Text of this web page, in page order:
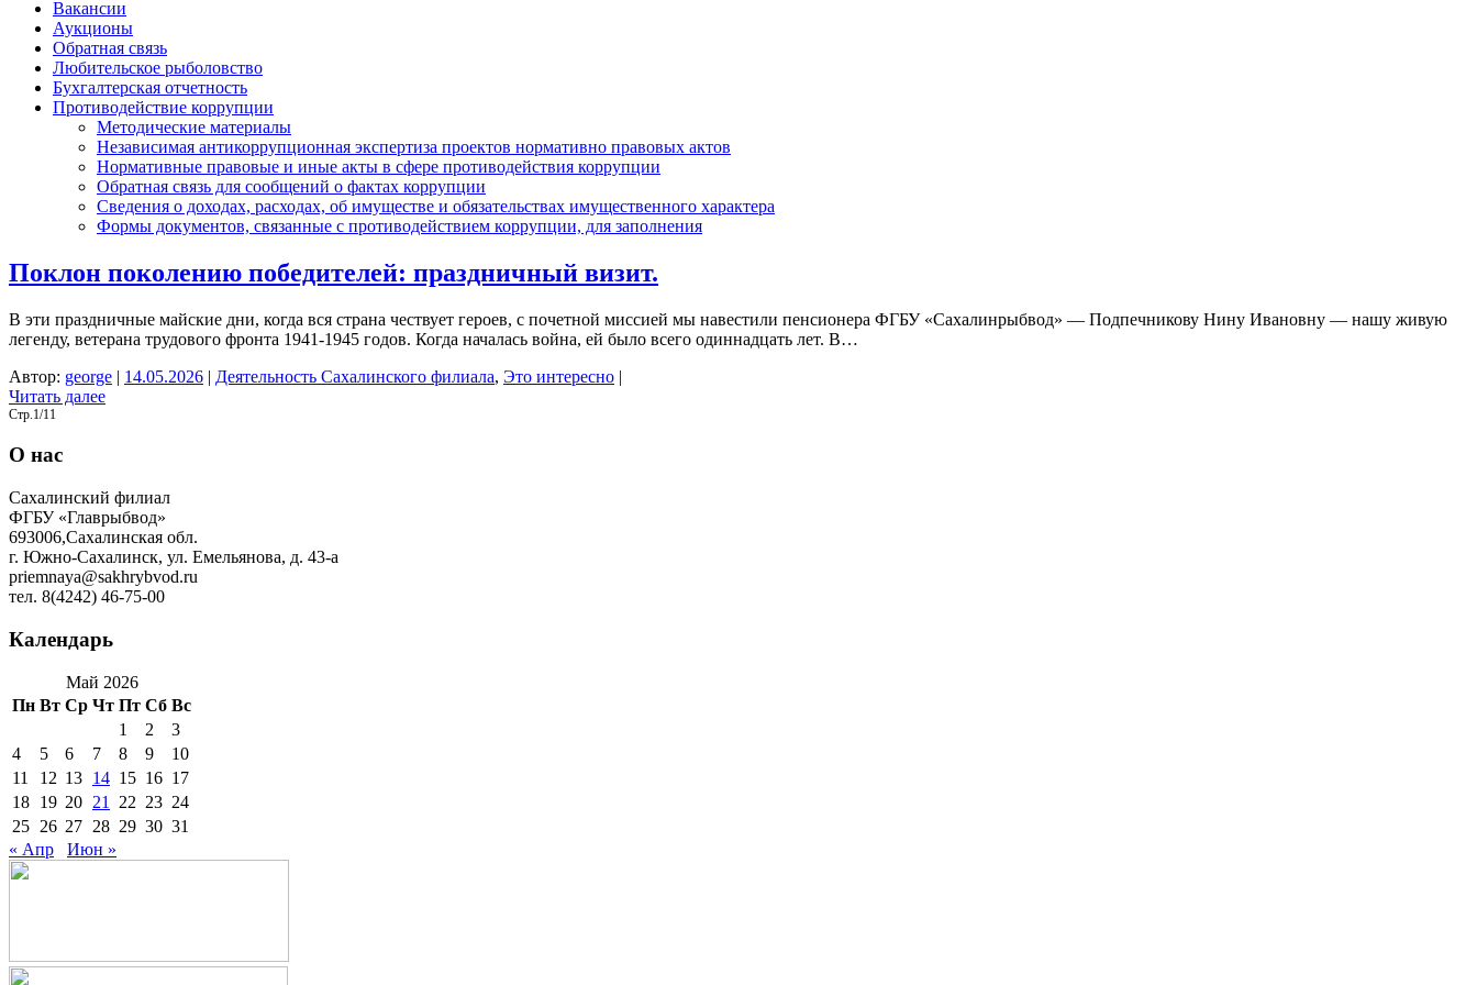
Вакансии
Аукционы
Обратная связь
Любительское рыболовство
Бухгалтерская отчетность
Противодействие коррупции
Методические материалы
Независимая антикоррупционная экспертиза проектов нормативно правовых актов
Нормативные правовые и иные акты в сфере противодействия коррупции
Обратная связь для сообщений о фактах коррупции
Сведения о доходах, расходах, об имуществе и обязательствах имущественного характера
Формы документов, связанные с противодействием коррупции, для заполнения
Поклон поколению победителей: праздничный визит.
В эти праздничные майские дни, когда вся страна чествует героев, с почетной миссией мы навестили пенсионера ФГБУ «Сахалинрыбвод» — Подпечникову Нину Ивановну — нашу живую
легенду, ветерана трудового фронта 1941-1945 годов. Когда началась война, ей было всего одиннадцать лет. В…
Автор: george | 14.05.2026 | Деятельность Сахалинского филиала, Это интересно |
Читать далее
Стр.1/1 1
О нас
Сахалинский филиал
ФГБУ «Главрыбвод»
693006,Сахалинская обл.
г. Южно-Сахалинск, ул. Емельянова, д. 43-а
priemnaya@sakhrybvod.ru
тел. 8(4242) 46-75-00
Календарь
Май 2026
Пн Вт Ср Чт Пт Сб Вс
1
2
3
4
5 6 7 8 9
10
11
12 13 14 15 16 17
18 19 20 21 22 23 24
25 26 27 28 29 30 31
« Апр
Июн »